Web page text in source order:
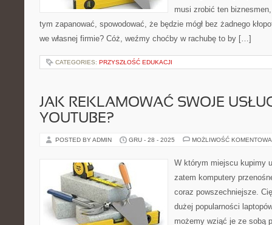
musi zrobić ten
tym zapanować, spowodować, że będzie mógł bez żadnego
we własnej firmie? Cóż, weźmy choćby w rachubę to by […]
CATEGORIES: PRZYSZŁOŚĆ EDUKACJI
JAK REKLAMOWAĆ SWOJE
YOUTUBE?
POSTED BY ADMIN GRU - 28 - 2025 MOŻLIWOŚĆ
W którym miejscu kupimy
zatem komputery
coraz powszechniejsze.
dużej popularności
możemy wziąć je ze sobą